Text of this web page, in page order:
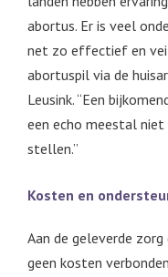
abortus. Er is veel
net zo effectief en
abortuspil via de
Leusink. “Een
een echo meestal
stellen.”
Kosten en
Aan de geleverde
geen kosten